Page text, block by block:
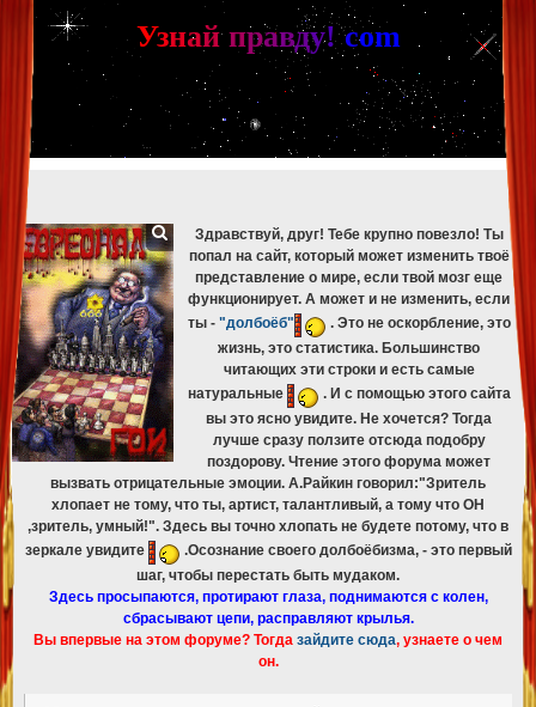
[phpBB Debug] PHP Warning : in file [ROOT]/phpbb/db/driver/mysqli.php
mysqli_fetch_assoc(): Couldn't fetch mysqli_result
[phpBB Debug] PHP Warning: in file[ROOT]/phpbb/db/driver/mysqli.php 329
mysqli_free_result(): Couldn't fetch mysqli_result
[phpBB Debug] PHP Warning
[ROOT]/phpbb/db/driver/mysqli.php on line 265
mysqli_fetch_assoc(): Couldn't fetch mysqli_result
[phpBB Debug] PHP Warning
: in file [ROOT]/phpbb/db/driver/mysqli.php on line329
mysqli_free_result(): Couldn't fetch mysqli_result
[phpBB Debug] PHP Warning: in file [ROOT]/phpbb/db/driver/mysqli.php on line 265
mysqli_fetch_assoc(): Couldn't fetch mysqli_result
[phpBB Debug] PHP Warning
[ROOT]/phpbb/db/driver/mysqli.php on line329:
mysqli_free_result(): Couldn't fetch mysqli_result
Узнай правду! com
Здравствуй, друг! Тебе крупно повезло! Ты
попал на сайт, который может изменить твоё
представление о мире, если твой мозг еще
функционирует. А может и не изменить, если
ты - "долбоёб"
. Это не оскорбление, это
жизнь, это статистика. Большинство
читающих эти строки и есть самые
натуральные
. И с помощью этого сайта
вы это ясно увидите. Не хочется? Тогда
лучше сразу ползите отсюда подобру
поздорову. Чтение этого форума может
вызвать отрицательные эмоции. А.Райкин говорил:"Зритель
хлопает не тому, что ты, артист, талантливый, а тому что ОН
,зритель, умный!". Здесь вы точно хлопать не будете потому, что в
зеркале увидите
.Осознание своего долбоёбизма, - это первый
шаг, чтобы перестать быть мудаком.
Здесь просыпаются, протирают глаза, поднимаются с колен,
сбрасывают цепи, расправляют крылья.
Вы впервые на этом форуме? Тогда зайдите сюда, узнаете о чем
он.